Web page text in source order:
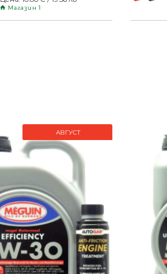
Магазин 1
АВГУСТ